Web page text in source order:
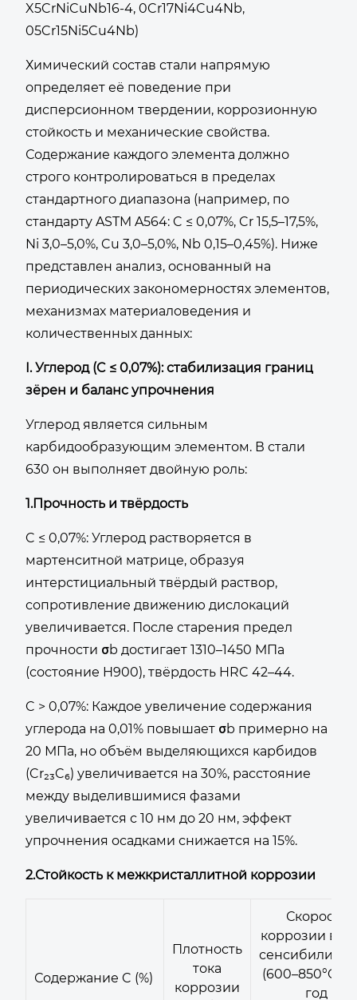
X5CrNiCuNb16-4, 0Cr17Ni4Cu4Nb,
05Cr15Ni5Cu4Nb)
Химический состав стали напрямую
определяет её поведение при
дисперсионном твердении, коррозионную
стойкость и механические свойства.
Содержание каждого элемента должно
строго контролироваться в пределах
стандартного диапазона (например, по
стандарту ASTM A564: C ≤ 0,07%, Cr 15,5–17,5%,
Ni 3,0–5,0%, Cu 3,0–5,0%, Nb 0,15–0,45%). Ниже
представлен анализ, основанный на
периодических закономерностях элементов,
механизмах материаловедения и
количественных данных:
I. Углерод (C ≤ 0,07%): стабилизация границ
зёрен и баланс упрочнения
Углерод является сильным
карбидообразующим элементом. В стали
630 он выполняет двойную роль:
1.Прочность и твёрдость
C ≤ 0,07%: Углерод растворяется в
мартенситной матрице, образуя
интерстициальный твёрдый раствор,
сопротивление движению дислокаций
увеличивается. После старения предел
прочности σb достигает 1310–1450 МПа
(состояние H900), твёрдость HRC 42–44.
C > 0,07%: Каждое увеличение содержания
углерода на 0,01% повышает σb примерно на
20 МПа, но объём выделяющихся карбидов
(Cr₂₃C₆) увеличивается на 30%, расстояние
между выделившимися фазами
увеличивается с 10 нм до 20 нм, эффект
упрочнения осадками снижается на 15%.
2.Стойкость к межкристаллитной коррозии
Содержание C (%)
Плотность
тока
коррозии
Скорость
коррозии в
(600–850°C):
год